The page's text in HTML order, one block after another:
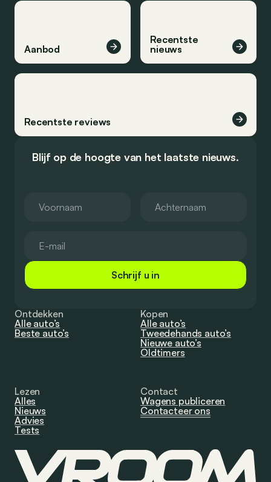
Aanbod
Recentste
nieuws
Recentste reviews
Blijf op de hoogte van het laatste nieuws.
Schrijf u in
Ontdekken
Alle auto’s
Beste auto’s
Kopen
Alle auto’s
Tweedehands auto’s
Nieuwe auto’s
Oldtimers
Lezen
Alles
Nieuws
Advies
Tests
Contact
Wagens publiceren
Contacteer ons